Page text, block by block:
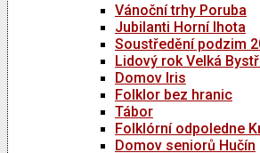
Vánoční trhy Poruba
Jubilanti Horní lhota
Soustředění podzim
Lidový rok Velká
Domov Iris
Folklor bez hranic
Tábor
Folklórní odpoledne
Domov seniorů Hučín